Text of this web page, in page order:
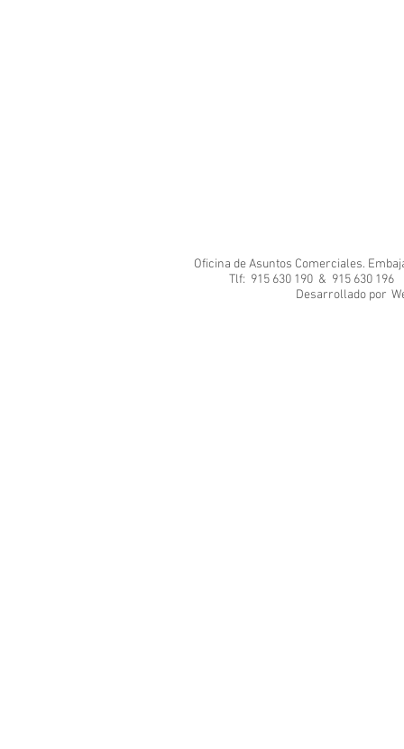
Oficina de Asuntos Comerciales.
Tlf: 915 630 190 & 915 630